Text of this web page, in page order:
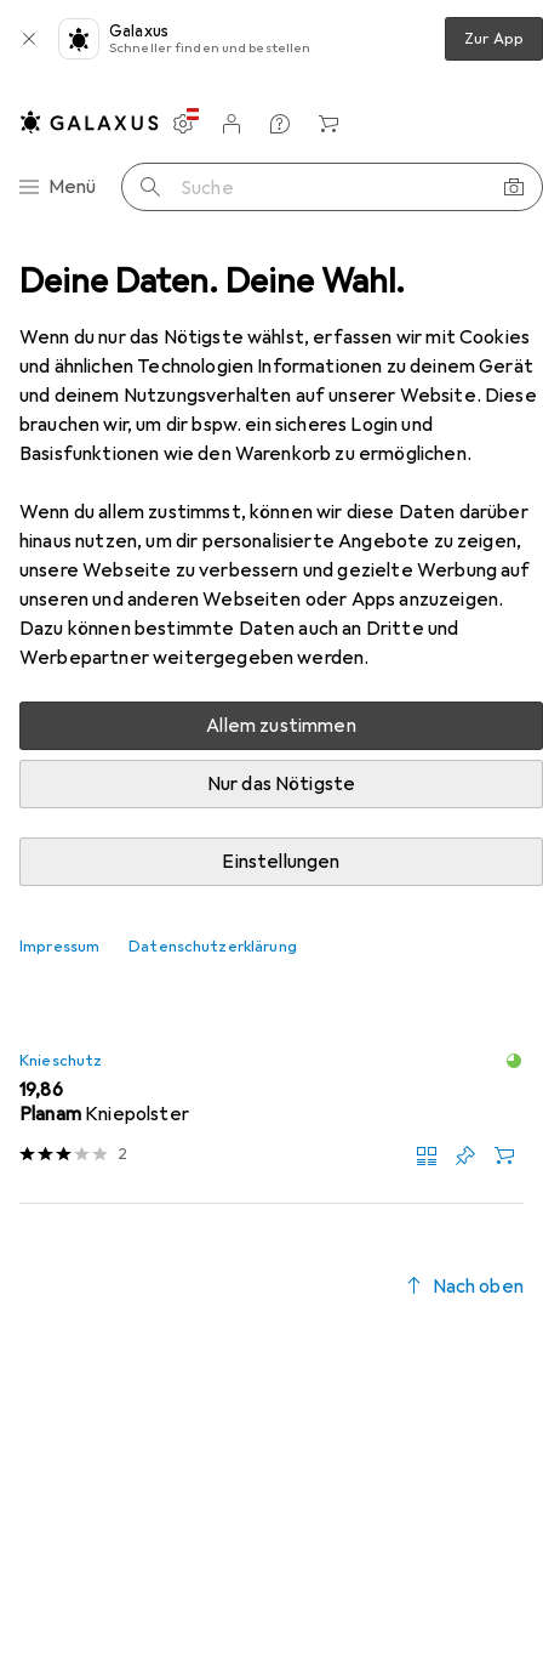
Deine Daten. Deine Wahl.
Wenn du nur das Nötigste wählst, erfassen wir mit Cookies
und ähnlichen Technologien Informationen zu deinem Gerät
und deinem Nutzungsverhalten auf unserer Website. Diese
brauchen wir, um dir bspw. ein sicheres Login und
Basisfunktionen wie den Warenkorb zu ermöglichen.
Wenn du allem zustimmst, können wir diese Daten darüber
hinaus nutzen, um dir personalisierte Angebote zu zeigen,
unsere Webseite zu verbessern und gezielte Werbung auf
unseren und anderen Webseiten oder Apps anzuzeigen.
Dazu können bestimmte Daten auch an Dritte und
Werbepartner weitergegeben werden.
Allem zustimmen
Nur das Nötigste
Einstellungen
Impressum Datenschutzerklärung
Galaxus
Schneller finden und bestellen Zur App
Navigation nach Kategorien
Menü Suche
Einstellungen
Kundenkonto
Vergleichslisten
Merklisten
Warenkorb
Arbeitshose Planam Bundhose
7 Grössen
Zubehör für Planam Bundhose
Hier findest du passendes Zubehör zum Produkt Planam
Bundhose aus der Kategorie Knieschutz.
Produktliste
Knieschutz
EUR
19,86
Planam Kniepolster
2
Nach oben